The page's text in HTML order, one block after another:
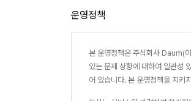
운영정책
본 운영정책은 주식회사 Daum(
있는 문제 상황에 대하여 일관성
어 있습니다. 본 운영정책을 지키